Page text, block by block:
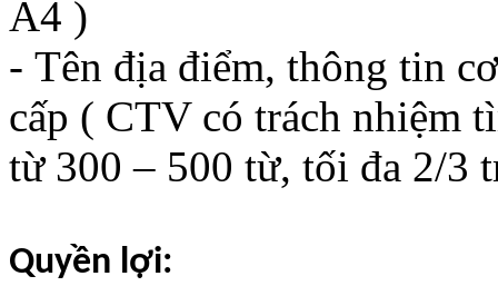
A4 )
- Tên địa điểm, thông tin
cấp ( CTV có trách nhiệm
từ 300 – 500 từ, tối đa 2/3
Quyền lợi: